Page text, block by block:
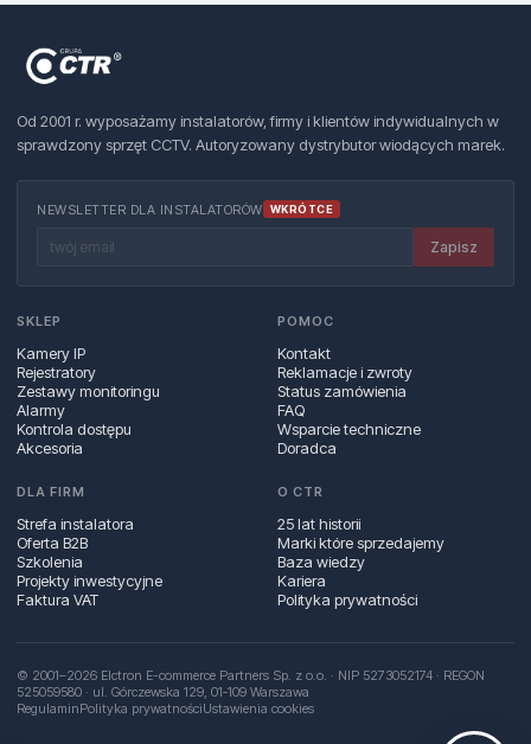
Od 2001 r. wyposażamy instalatorów, firmy i klientów indywidualnych w
sprawdzony sprzęt CCTV. Autoryzowany dystrybutor wiodących marek.
NEWSLETTER DLA INSTALATORÓW WKRÓTCE
Zapisz
SKLEP
Kamery IP
Rejestratory
Zestawy monitoringu
Alarmy
Kontrola dostępu
Akcesoria
POMOC
Kontakt
Reklamacje i zwroty
Status zamówienia
FAQ
Wsparcie techniczne
Doradca
DLA FIRM
Strefa instalatora
Oferta B2B
Szkolenia
Projekty inwestycyjne
Faktura VAT
O CTR
25 lat historii
Marki które sprzedajemy
Baza wiedzy
Kariera
Polityka prywatności
© 2001–2026 Elctron E-commerce Partners Sp. z o.o. · NIP 5273052174 · REGON
525059580 · ul. Górczewska 129, 01‑109 Warszawa
RegulaminPolityka prywatnościUstawienia cookies